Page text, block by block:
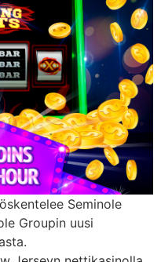
Seminole
Groupin uusi